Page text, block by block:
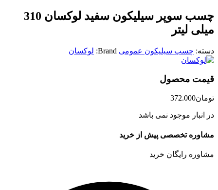
چسب سوپر سیلیکون سفید لوکسان 310
میلی لیتر
دسته: چسب سیلیکون عمومی Brand: لوکسان
قیمت محصول
تومان372.000
در انبار موجود نمی باشد
مشاوره تخصصی پیش از خرید
مشاوره رایگان خرید